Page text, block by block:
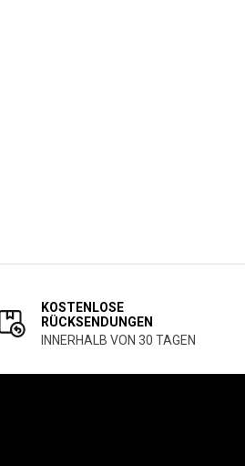
KOSTENLOSE
RÜCKSENDUNGEN
INNERHALB VON 30 TAGEN